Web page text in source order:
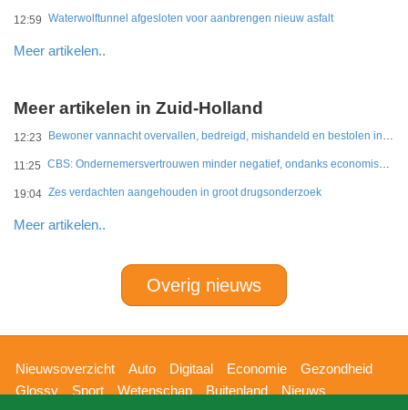
12:59 Waterwolftunnel afgesloten voor aanbrengen nieuw asfalt
Meer artikelen..
Meer artikelen in Zuid-Holland
12:23 Bewoner vannacht overvallen, bedreigd, mishandeld en bestolen in Leidschendam
11:25 CBS: Ondernemersvertrouwen minder negatief, ondanks economische onzekerheid
19:04 Zes verdachten aangehouden in groot drugsonderzoek
Meer artikelen..
Overig nieuws
Hoofdnavigatie
Nieuwsoverzicht Auto Digitaal Economie
Gezondheid
Glossy
Sport Wetenschap Buitenland
Nieuws